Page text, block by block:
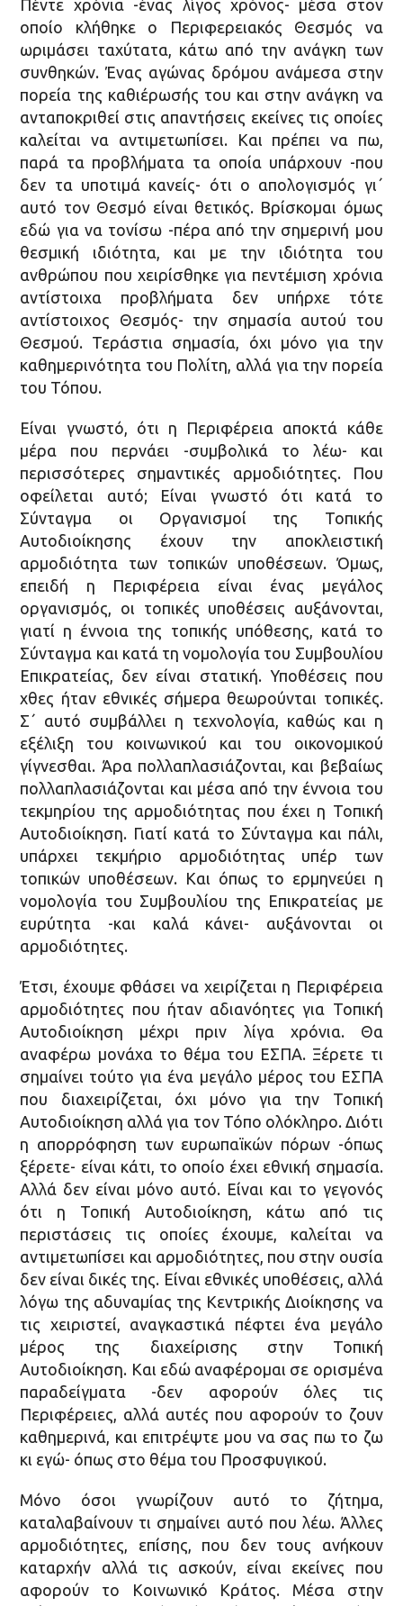
Πέντε χρόνια -ένας λίγος χρόνος- μέσα στον
οποίο κλήθηκε ο Περιφερειακός Θεσμός να
ωριμάσει ταχύτατα, κάτω από την ανάγκη των
συνθηκών. Ένας αγώνας δρόμου ανάμεσα στην
πορεία της καθιέρωσής του και στην ανάγκη να
ανταποκριθεί στις απαντήσεις εκείνες τις οποίες
καλείται να αντιμετωπίσει. Και πρέπει να πω,
παρά τα προβλήματα τα οποία υπάρχουν -που
δεν τα υποτιμά κανείς- ότι ο απολογισμός γι΄
αυτό τον Θεσμό είναι θετικός. Βρίσκομαι όμως
εδώ για να τονίσω -πέρα από την σημερινή μου
θεσμική ιδιότητα, και με την ιδιότητα του
ανθρώπου που χειρίσθηκε για πεντέμιση χρόνια
αντίστοιχα προβλήματα δεν υπήρχε τότε
αντίστοιχος Θεσμός- την σημασία αυτού του
Θεσμού. Τεράστια σημασία, όχι μόνο για την
καθημερινότητα του Πολίτη, αλλά για την πορεία
του Τόπου.
Είναι γνωστό, ότι η Περιφέρεια αποκτά κάθε
μέρα που περνάει -συμβολικά το λέω- και
περισσότερες σημαντικές αρμοδιότητες. Που
οφείλεται αυτό; Είναι γνωστό ότι κατά το
Σύνταγμα οι Οργανισμοί της Τοπικής
Αυτοδιοίκησης έχουν την αποκλειστική
αρμοδιότητα των τοπικών υποθέσεων. Όμως,
επειδή η Περιφέρεια είναι ένας μεγάλος
οργανισμός, οι τοπικές υποθέσεις αυξάνονται,
γιατί η έννοια της τοπικής υπόθεσης, κατά το
Σύνταγμα και κατά τη νομολογία του Συμβουλίου
Επικρατείας, δεν είναι στατική. Υποθέσεις που
χθες ήταν εθνικές σήμερα θεωρούνται τοπικές.
Σ΄ αυτό συμβάλλει η τεχνολογία, καθώς και η
εξέλιξη του κοινωνικού και του οικονομικού
γίγνεσθαι. Άρα πολλαπλασιάζονται, και βεβαίως
πολλαπλασιάζονται και μέσα από την έννοια του
τεκμηρίου της αρμοδιότητας που έχει η Τοπική
Αυτοδιοίκηση. Γιατί κατά το Σύνταγμα και πάλι,
υπάρχει τεκμήριο αρμοδιότητας υπέρ των
τοπικών υποθέσεων. Και όπως το ερμηνεύει η
νομολογία του Συμβουλίου της Επικρατείας με
ευρύτητα -και καλά κάνει- αυξάνονται οι
αρμοδιότητες.
Έτσι, έχουμε φθάσει να χειρίζεται η Περιφέρεια
αρμοδιότητες που ήταν αδιανόητες για Τοπική
Αυτοδιοίκηση μέχρι πριν λίγα χρόνια. Θα
αναφέρω μονάχα το θέμα του ΕΣΠΑ. Ξέρετε τι
σημαίνει τούτο για ένα μεγάλο μέρος του ΕΣΠΑ
που διαχειρίζεται, όχι μόνο για την Τοπική
Αυτοδιοίκηση αλλά για τον Τόπο ολόκληρο. Διότι
η απορρόφηση των ευρωπαϊκών πόρων -όπως
ξέρετε- είναι κάτι, το οποίο έχει εθνική σημασία.
Αλλά δεν είναι μόνο αυτό. Είναι και το γεγονός
ότι η Τοπική Αυτοδιοίκηση, κάτω από τις
περιστάσεις τις οποίες έχουμε, καλείται να
αντιμετωπίσει και αρμοδιότητες, που στην ουσία
δεν είναι δικές της. Είναι εθνικές υποθέσεις, αλλά
λόγω της αδυναμίας της Κεντρικής Διοίκησης να
τις χειριστεί, αναγκαστικά πέφτει ένα μεγάλο
μέρος της διαχείρισης στην Τοπική
Αυτοδιοίκηση. Και εδώ αναφέρομαι σε ορισμένα
παραδείγματα -δεν αφορούν όλες τις
Περιφέρειες, αλλά αυτές που αφορούν το ζουν
καθημερινά, και επιτρέψτε μου να σας πω το ζω
κι εγώ- όπως στο θέμα του Προσφυγικού.
Μόνο όσοι γνωρίζουν αυτό το ζήτημα,
καταλαβαίνουν τι σημαίνει αυτό που λέω. Άλλες
αρμοδιότητες, επίσης, που δεν τους ανήκουν
καταρχήν αλλά τις ασκούν, είναι εκείνες που
αφορούν το Κοινωνικό Κράτος. Μέσα στην